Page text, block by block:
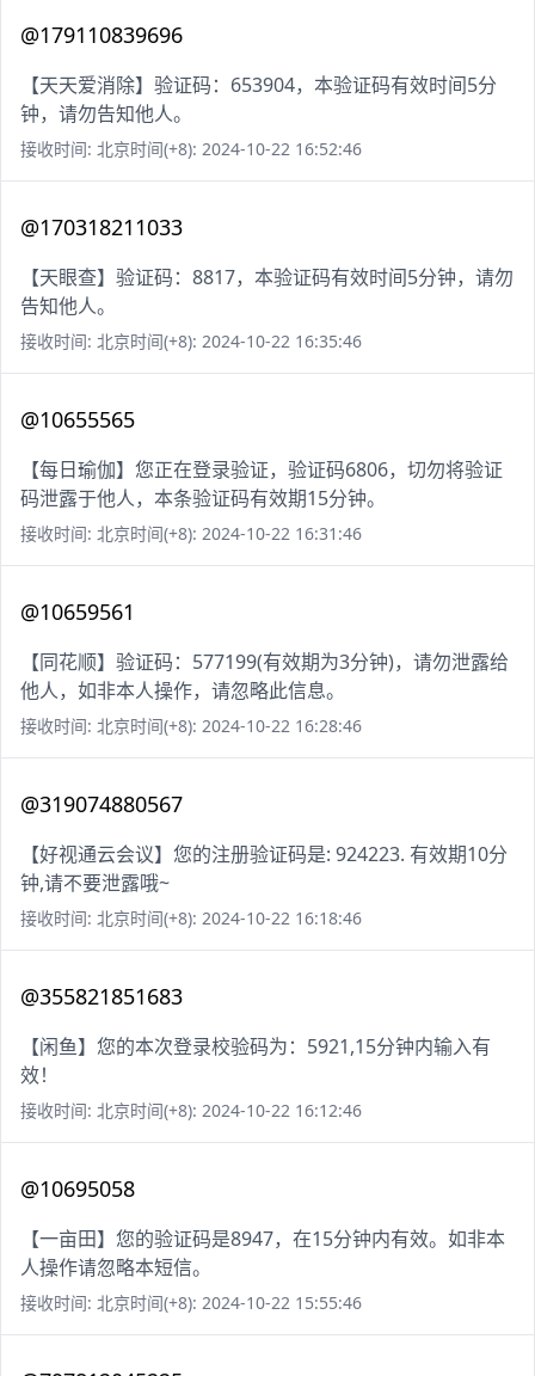
@179110839696
【天天爱消除】验证码：653904，本验证码有效时间5分
钟，请勿告知他人。
接收时间: 北京时间(+8): 2024-10-22 16:52:46
@170318211033
【天眼查】验证码：8817，本验证码有效时间5分钟，请勿
告知他人。
接收时间: 北京时间(+8): 2024-10-22 16:35:46
@10655565
【每日瑜伽】您正在登录验证，验证码6806，切勿将验证
码泄露于他人，本条验证码有效期15分钟。
接收时间: 北京时间(+8): 2024-10-22 16:31:46
@10659561
【同花顺】验证码：577199(有效期为3分钟)，请勿泄露给
他人，如非本人操作，请忽略此信息。
接收时间: 北京时间(+8): 2024-10-22 16:28:46
@319074880567
【好视通云会议】您的注册验证码是: 924223. 有效期10分
钟,请不要泄露哦~
接收时间: 北京时间(+8): 2024-10-22 16:18:46
@355821851683
【闲鱼】您的本次登录校验码为：5921,15分钟内输入有
效！
接收时间: 北京时间(+8): 2024-10-22 16:12:46
@10695058
【一亩田】您的验证码是8947，在15分钟内有效。如非本
人操作请忽略本短信。
接收时间: 北京时间(+8): 2024-10-22 15:55:46